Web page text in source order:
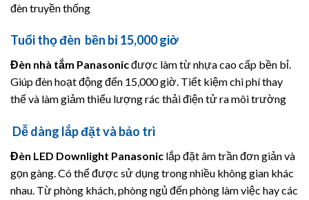
đèn truyền thống
Tuổi thọ đèn bền bỉ 15,000 giờ
Đèn nhà tắm Panasonicđược làm từ nhựa cao cấp bền bỉ.
Giúp đèn hoạt động đến 15,000 giờ. Tiết kiệm chi phí thay
thế và làm giảm thiểu lượng rác thải điện tử ra môi trường
Dễ dàng lắp đặt và bảo trì
Đèn LED Downlight Panasonic lắp đặt âm trần đơn giản và
gọn gàng. Có thể được sử dụng trong nhiều không gian khác
nhau. Từ phòng khách, phòng ngủ đến phòng làm việc hay các